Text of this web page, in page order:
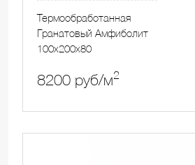
Термообработанная
Гранатовый Амфиболит
100x200x80
8200 руб/м2